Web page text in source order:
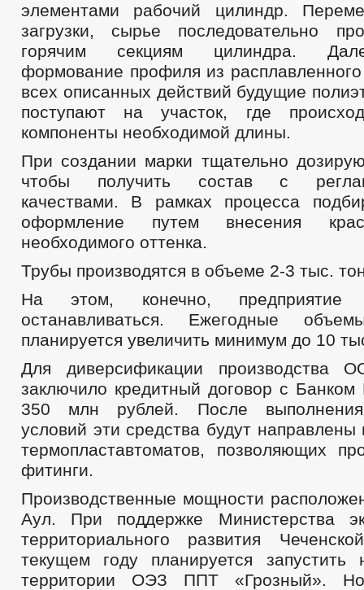
элементами рабочий цилиндр.
загрузки, сырье последовательно
горячим секциям цилиндра.
формование профиля из
всех описанных действий будущие
поступают на участок, где
компоненты необходимой длины.
При создании марки тщательно
чтобы получить состав с
качествами. В рамках процесса
оформление путем внесения
необходимого оттенка.
Трубы производятся в объеме 2-3 тыс.
На этом, конечно, предприятие
останавливаться. Ежегодные
планируется увеличить минимум до 10
Для диверсификации производства
заключило кредитный договор с
350 млн рублей. После выполнения
условий эти средства будут направлены
термопластавтоматов, позволяющих
фитинги.
Производственные мощности
Аул. При поддержке Министерства
территориального развития
текущем году планируется
территории ОЭЗ ППТ «Грозный».